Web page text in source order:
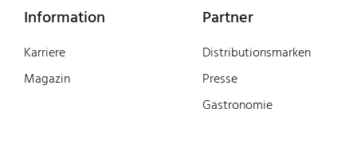
Information
Karriere
Magazin
Partner
Distributionsmarken
Presse
Gastronomie